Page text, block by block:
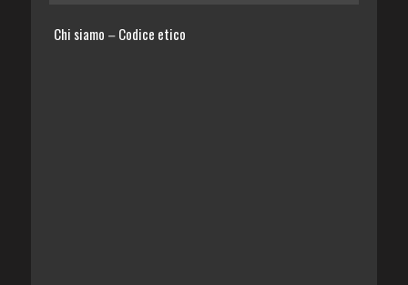
Chi siamo – Codice etico